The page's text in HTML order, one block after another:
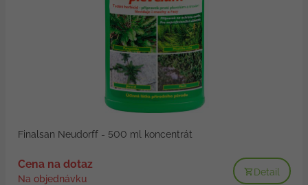
Finalsan Neudorff - 500 ml koncentrát
Cena na dotaz
Na objednávku
Detail